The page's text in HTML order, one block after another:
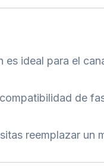
es ideal para el
de
reemplazar